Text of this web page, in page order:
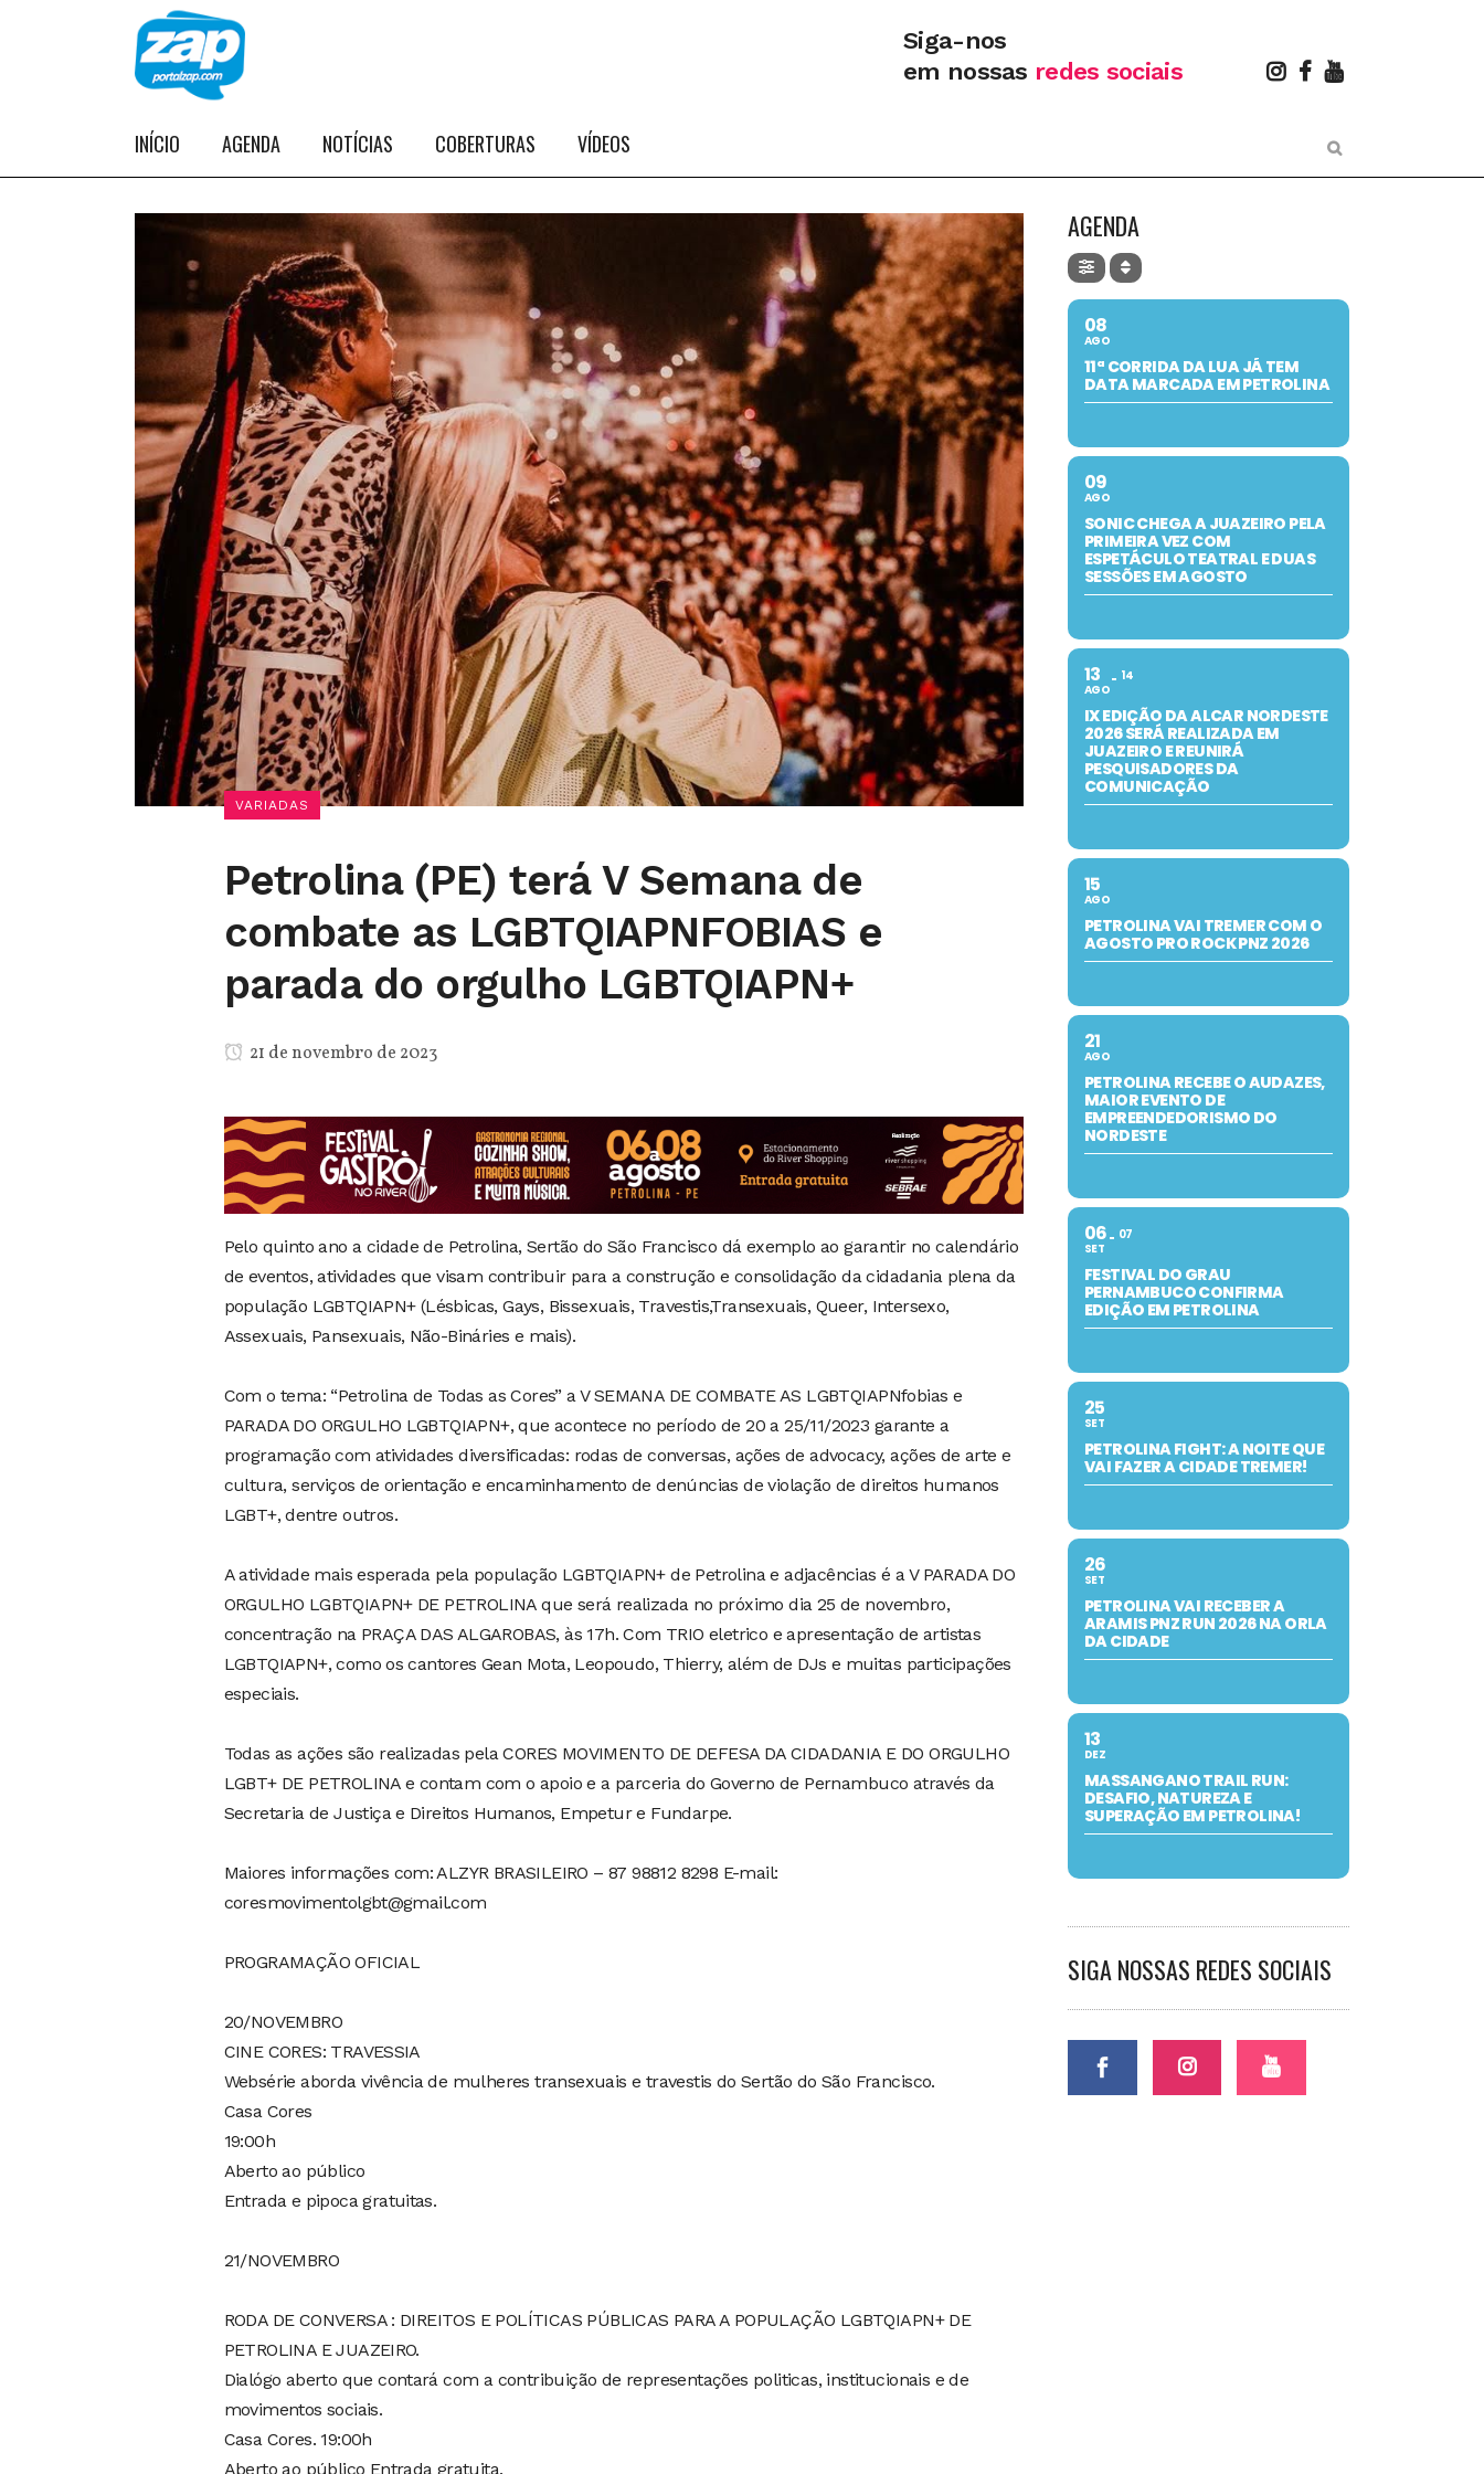
Siga-nos
em nossas redes sociais
INÍCIO AGENDA NOTÍCIAS COBERTURAS VÍDEOS
VARIADAS
Petrolina (PE) terá V Semana de
combate as LGBTQIAPNFOBIAS e
parada do orgulho LGBTQIAPN+
21 de novembro de 2023
Pelo quinto ano a cidade de Petrolina, Sertão do São Francisco dá exemplo ao garantir no calendário
de eventos, atividades que visam contribuir para a construção e consolidação da cidadania plena da
população LGBTQIAPN+ (Lésbicas, Gays, Bissexuais, Travestis,Transexuais, Queer, Intersexo,
Assexuais, Pansexuais, Não-Bináries e mais).
Com o tema: “Petrolina de Todas as Cores” a V SEMANA DE COMBATE AS LGBTQIAPNfobias e
PARADA DO ORGULHO LGBTQIAPN+, que acontece no período de 20 a 25/11/2023 garante a
programação com atividades diversificadas: rodas de conversas, ações de advocacy, ações de arte e
cultura, serviços de orientação e encaminhamento de denúncias de violação de direitos humanos
LGBT+, dentre outros.
A atividade mais esperada pela população LGBTQIAPN+ de Petrolina e adjacências é a V PARADA DO
ORGULHO LGBTQIAPN+ DE PETROLINA que será realizada no próximo dia 25 de novembro,
concentração na PRAÇA DAS ALGAROBAS, às 17h. Com TRIO eletrico e apresentação de artistas
LGBTQIAPN+, como os cantores Gean Mota, Leopoudo, Thierry, além de DJs e muitas participações
especiais.
Todas as ações são realizadas pela CORES MOVIMENTO DE DEFESA DA CIDADANIA E DO ORGULHO
LGBT+ DE PETROLINA e contam com o apoio e a parceria do Governo de Pernambuco através da
Secretaria de Justiça e Direitos Humanos, Empetur e Fundarpe.
Maiores informações com: ALZYR BRASILEIRO – 87 98812 8298 E-mail:
coresmovimentolgbt@gmail.com
PROGRAMAÇÃO OFICIAL
20/NOVEMBRO
CINE CORES: TRAVESSIA
Websérie aborda vivência de mulheres transexuais e travestis do Sertão do São Francisco.
Casa Cores
19:00h
Aberto ao público
Entrada e pipoca gratuitas.
21/NOVEMBRO
RODA DE CONVERSA : DIREITOS E POLÍTICAS PÚBLICAS PARA A POPULAÇÃO LGBTQIAPN+ DE
PETROLINA E JUAZEIRO.
Dialógo aberto que contará com a contribuição de representações politicas, institucionais e de
movimentos sociais.
Casa Cores. 19:00h
Aberto ao público Entrada gratuita.
AGENDA
08
AGO
11ª CORRIDA DA LUA JÁ TEM
DATA MARCADA EM PETROLINA
09
AGO
SONIC CHEGA A JUAZEIRO PELA
PRIMEIRA VEZ COM
ESPETÁCULO TEATRAL E DUAS
SESSÕES EM AGOSTO
13
AGO
14
IX EDIÇÃO DA ALCAR NORDESTE
2026 SERÁ REALIZADA EM
JUAZEIRO E REUNIRÁ
PESQUISADORES DA
COMUNICAÇÃO
15
AGO
PETROLINA VAI TREMER COM O
AGOSTO PRO ROCK PNZ 2026
21
AGO
PETROLINA RECEBE O AUDAZES,
MAIOR EVENTO DE
EMPREENDEDORISMO DO
NORDESTE
06
SET
07
FESTIVAL DO GRAU
PERNAMBUCO CONFIRMA
EDIÇÃO EM PETROLINA
25
SET
PETROLINA FIGHT: A NOITE QUE
VAI FAZER A CIDADE TREMER!
26
SET
PETROLINA VAI RECEBER A
ARAMIS PNZ RUN 2026 NA ORLA
DA CIDADE
13
DEZ
MASSANGANO TRAIL RUN:
DESAFIO, NATUREZA E
SUPERAÇÃO EM PETROLINA!
SIGA NOSSAS REDES SOCIAIS